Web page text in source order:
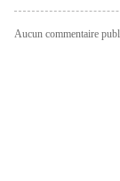
Aucun commentaire